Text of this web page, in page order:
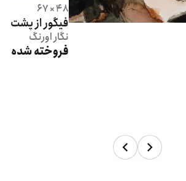
48 × 67
فیگور از پشت
نگاراورنگ
فروخته شده